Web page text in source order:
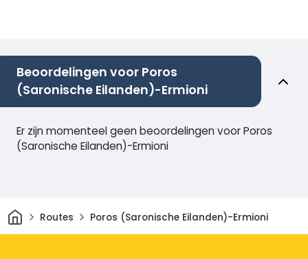
Beoordelingen voor Poros
(Saronische Eilanden)-Ermioni
Er zijn momenteel geen beoordelingen voor Poros
(Saronische Eilanden)-Ermioni
ThuisRoutes Poros (Saronische Eilanden)-Ermioni